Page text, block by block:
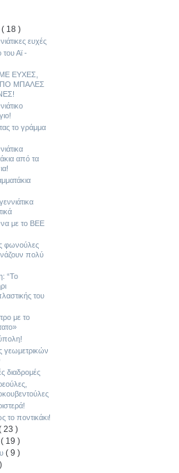
( 18)
ευχές
Αϊ -
ΕΥΧΕΣ,
ΜΠΑΛΕΣ
το γράμμα
από τα
με το BEE
φωνούλες
πολύ
“Το
του
με το
γεωμετρικών
διαδρομές
ποντικάκι!
23)
( 19)
(9)
)